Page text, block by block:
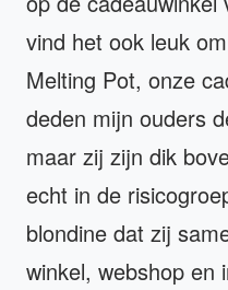
vind het ook leuk
Melting Pot, onze
deden mijn ouders
maar zij zijn dik
echt in de
blondine dat zij
winkel, webshop en